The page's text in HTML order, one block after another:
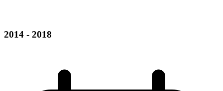
2014 - 2018